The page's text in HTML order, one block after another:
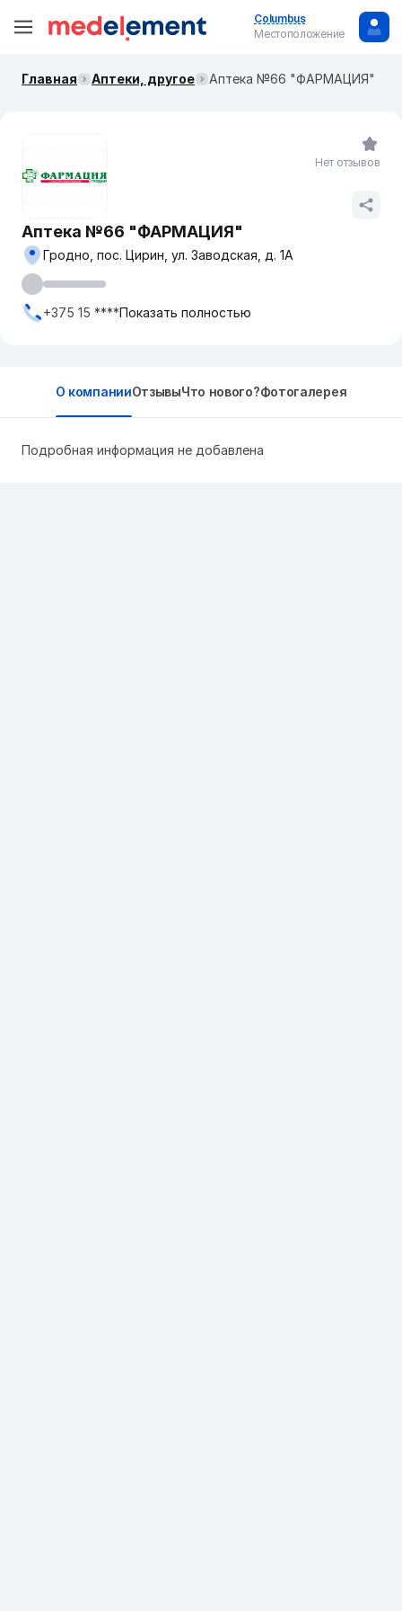
Columbus
Местоположение
Главная Аптеки, другое Аптека №66 "ФАРМАЦИЯ"
Аптека №66 "ФАРМАЦИЯ"
Гродно, пос. Цирин, ул. Заводская, д. 1А
+375 15 ****Показать полностью
Нет отзывов
О компанииОтзывыЧто нового?Фотогалерея
Подробная информация не добавлена